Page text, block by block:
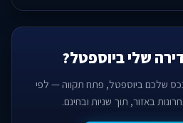
שלי ביוספטל?
שלכם ביוספטל, פתח תקווה — לפי
באזור, תוך שניות ובחינם.